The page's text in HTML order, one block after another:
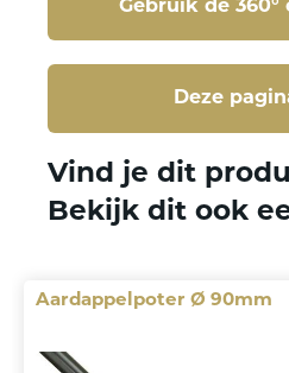
Gebruik de 360°
Deze
Deze pagina delen
Vind je dit
Bekijk dit ook
Aardappelpoter Ø 90mm